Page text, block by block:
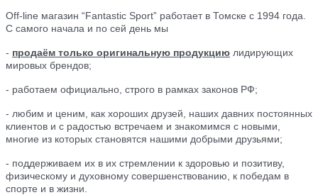
Off-line магазин “Fantastic Sport” работает в Томске с 1994 года.
С самого начала и по сей день мы
- продаём только оригинальную продукцию лидирующих
мировых брендов;
- работаем официально, строго в рамках законов РФ;
- любим и ценим, как хороших друзей, наших давних постоянных
клиентов и с радостью встречаем и знакомимся с новыми,
многие из которых становятся нашими добрыми друзьями;
- поддерживаем их в их стремлении к здоровью и позитиву,
физическому и духовному совершенствованию, к победам в
спорте и в жизни.